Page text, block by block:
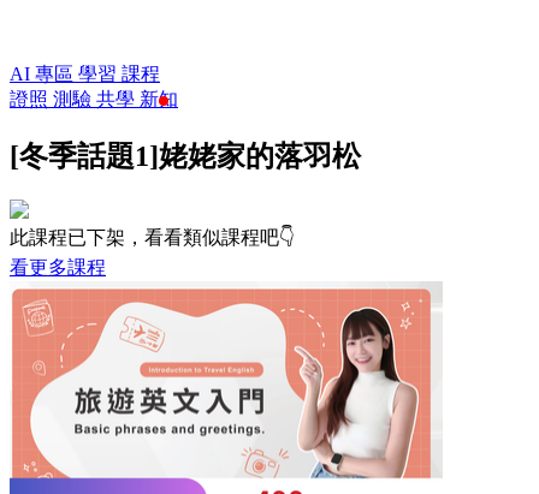
AI 專區 學習 課程
證照 測驗 共學 新知
[冬季話題1]姥姥家的落羽松
此課程已下架，看看類似課程吧👇
看更多課程